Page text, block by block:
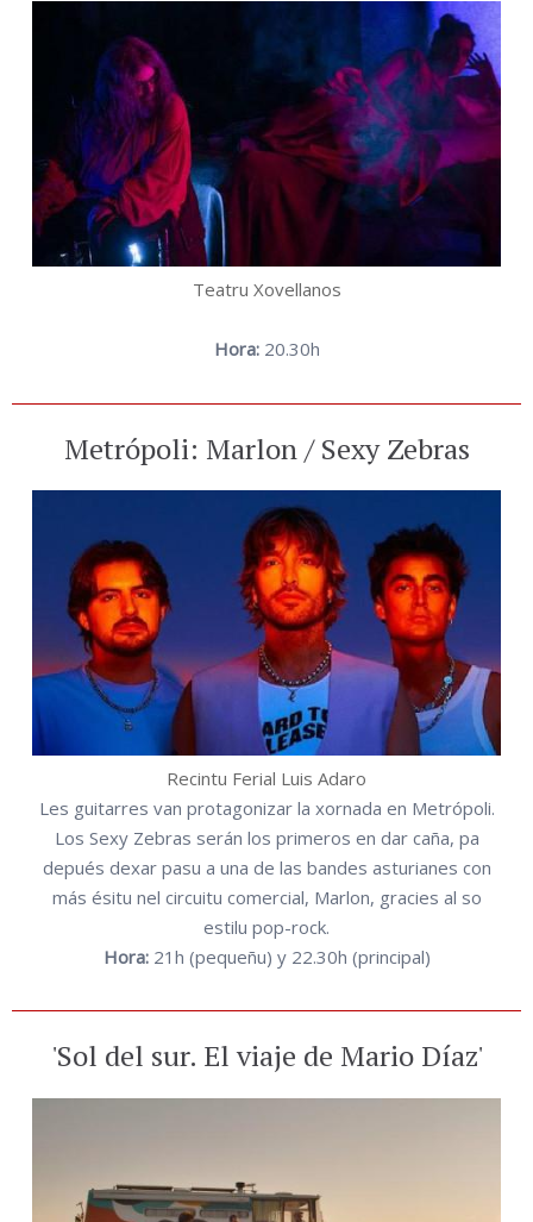
Teatru Xovellanos
Hora:20.30h
Metrópoli: Marlon / Sexy Zebras
Recintu Ferial Luis Adaro
Les guitarres van protagonizar la xornada en Metrópoli.
Los Sexy Zebras serán los primeros en dar caña, pa
depués dexar pasu a una de las bandes asturianes con
más ésitu nel circuitu comercial, Marlon, gracies al so
estilu pop-rock.
Hora:21h (pequeñu) y 22.30h (principal)
'Sol del sur. El viaje de Mario Díaz'